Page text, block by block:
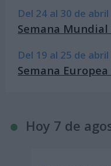
Del 24 al 30 de abril
Semana
Del 19 al 25 de abril
Semana
Hoy 7 de